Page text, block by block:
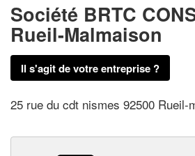
Société BRTC
Rueil-Malmaison
Il s'agit de votre entreprise ?
25 rue du cdt nismes 92500 Rueil-